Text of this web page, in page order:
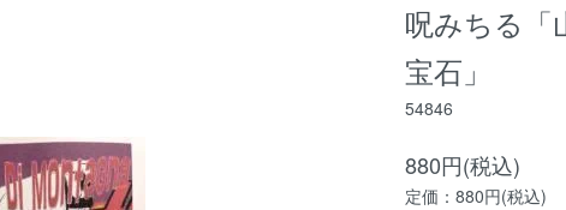
呪みちる「
宝石」
54846
880円(税込)
定価：880円(税込)